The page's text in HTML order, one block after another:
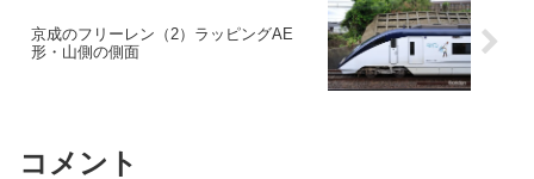
京成のフリーレン（2）ラッピングAE
形・山側の側面
コメント